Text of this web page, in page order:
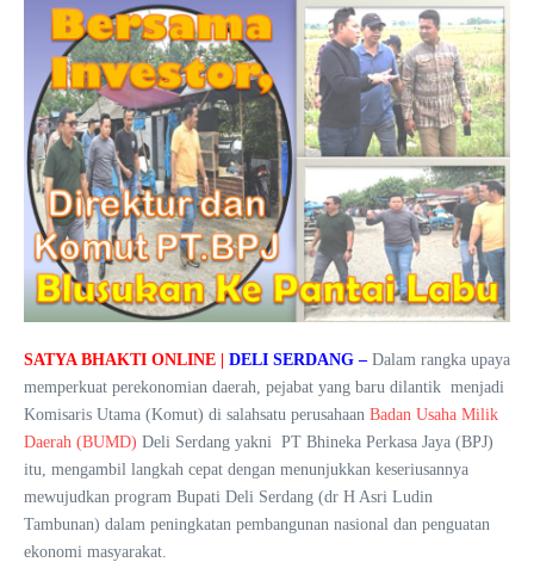
SATYA BHAKTI ONLINE | DELI SERDANG – Dalam rangka upaya
memperkuat perekonomian daerah, pejabat yang baru dilantik menjadi
Komisaris Utama (Komut) di salahsatu perusahaan Badan Usaha Milik
Daerah (BUMD) Deli Serdang yakni PT Bhineka Perkasa Jaya (BPJ)
itu, mengambil langkah cepat dengan menunjukkan keseriusannya
mewujudkan program Bupati Deli Serdang (dr H Asri Ludin
Tambunan) dalam peningkatan pembangunan nasional dan penguatan
ekonomi masyarakat.